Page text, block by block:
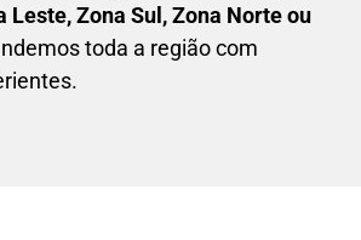
Leste, Zona Sul, Zona Norte ou
toda a região com